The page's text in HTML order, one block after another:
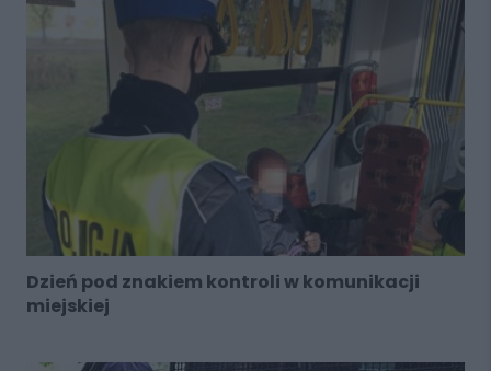
Dzień pod znakiem kontroli w komunikacji
miejskiej